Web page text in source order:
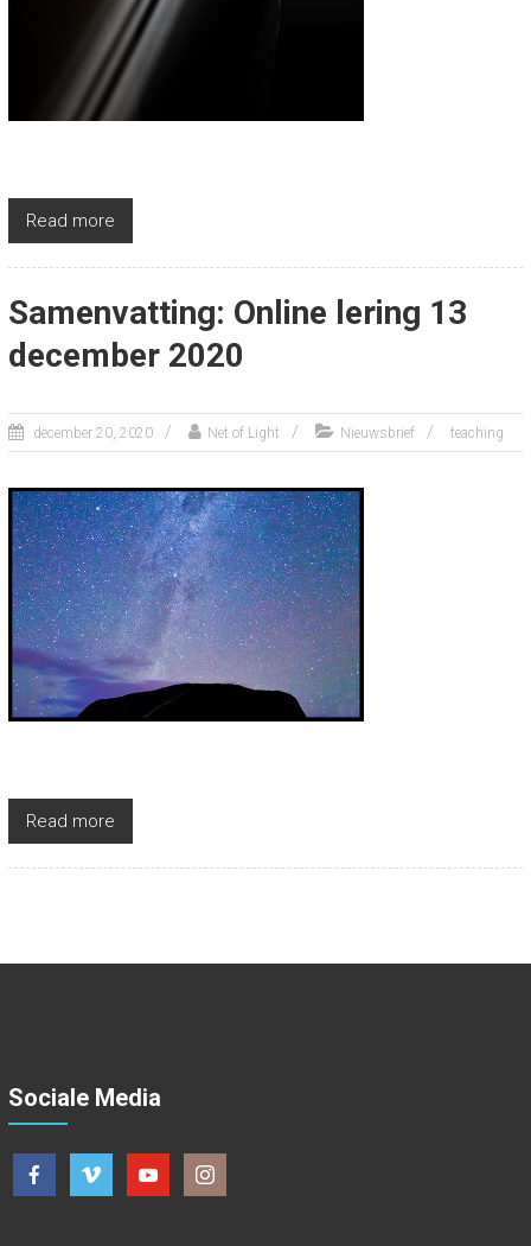
Read more
Samenvatting: Online lering 13
december 2020
december 20, 2020 Net of Light Nieuwsbrief teaching
Read more
Sociale Media